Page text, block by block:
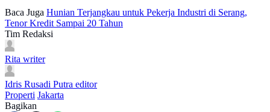
Baca Juga Hunian Terjangkau untuk Pekerja Industri di Serang,
Tenor Kredit Sampai 20 Tahun
Tim Redaksi
Rita writer
Idris Rusadi Putra editor
Properti Jakarta
Bagikan